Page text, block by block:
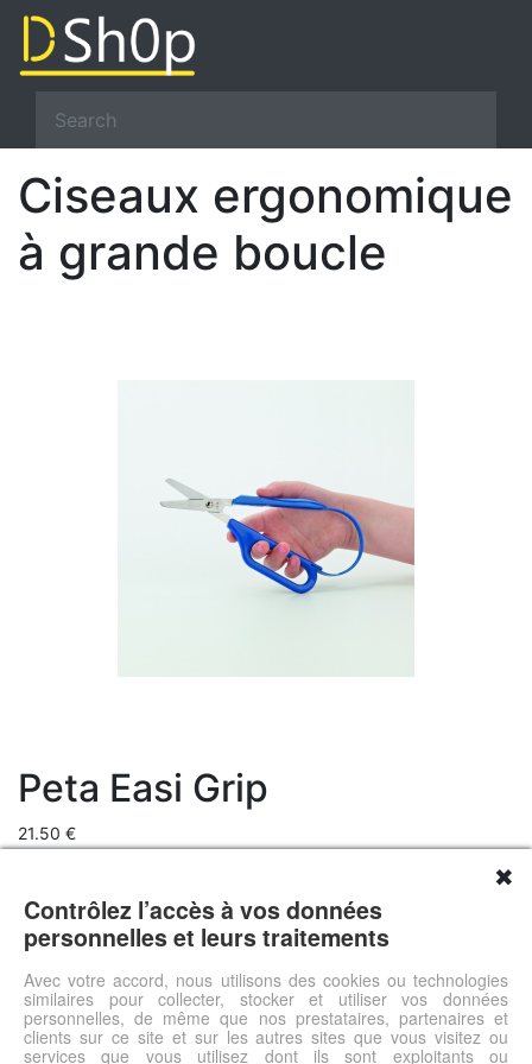
Ciseaux ergonomique
à grande boucle
Peta Easi Grip
21.50 €
Pratique et simple d'utilisation. S'ouvre automatiquement et se
ferme d'une simple pression. Comporte un grand anneau pour
une meilleure préhension. Ciseaux à bout pointu, mesurant 45
mm. Ciseaux bleus pour droitier et verts pour gaucher.
✖
Contrôlez l’accès à vos données
personnelles et leurs traitements
Avec votre accord, nous utilisons des cookies ou technologies
similaires pour collecter, stocker et utiliser vos données
personnelles, de même que nos prestataires, partenaires et
clients sur ce site et sur les autres sites que vous visitez ou
services que vous utilisez dont ils sont exploitants ou